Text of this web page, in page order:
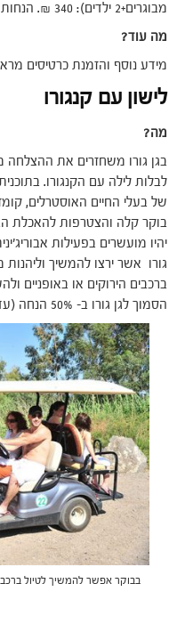
מבוגרים+2 ילדים): 340 ₪. הנחות מיוחדות לרוכשים באתר .
מה עוד?
מידע נוסף והזמנת כרטיסים מראש בטל.
לישון עם קנגורו
מה?
בגן גורו משחזרים את ההצלחה
לבלות לילה עם הקנגורו.
של בעלי החיים האוסטרלים,
בוקר קלה והצטרפות להאכלת
יהיו מועשרים בפעילות
גורו אשר ירצו להמשיך וליהנות
ברכבים הירוקים או באופניים
הסמוך לגן גורו ב- 50% הנחה (עד 10:00 בבוקר).
בבוקר אפשר להמשיך לטיול